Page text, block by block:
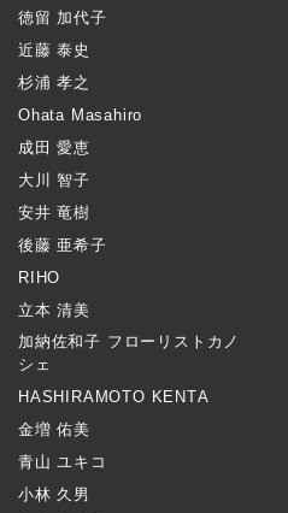
徳留 加代子
近藤 泰史
杉浦 孝之
Ohata Masahiro
成田 愛恵
大川 智子
安井 竜樹
後藤 亜希子
RIHO
立本 清美
加納佐和子 フローリストカノ
シェ
HASHIRAMOTO KENTA
金増 佑美
青山 ユキコ
小林 久男